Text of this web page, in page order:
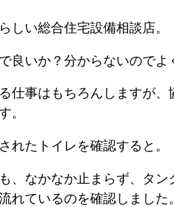
しい総合住宅設備相談店。
良いか？分からないので
仕事はもちろんしますが
。
れたトイレを確認すると。
、なかなか止まらず、タ
れているのを確認しました。